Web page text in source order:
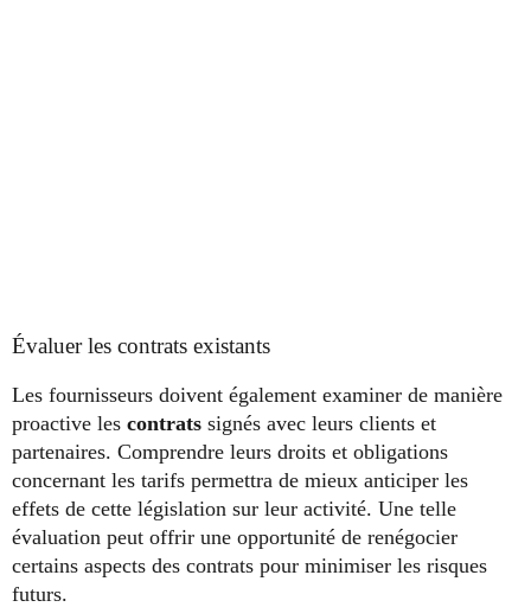
Évaluer les contrats existants
Les fournisseurs doivent également examiner de manière
proactive les contrats signés avec leurs clients et
partenaires. Comprendre leurs droits et obligations
concernant les tarifs permettra de mieux anticiper les
effets de cette législation sur leur activité. Une telle
évaluation peut offrir une opportunité de renégocier
certains aspects des contrats pour minimiser les risques
futurs.